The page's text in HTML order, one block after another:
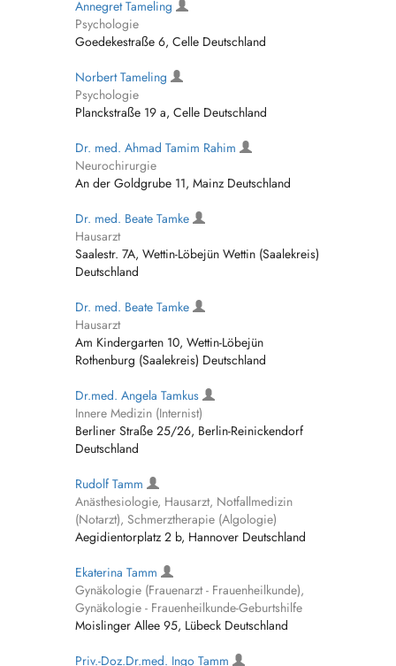
Annegret Tameling
Psychologie
Goedekestraße 6, Celle Deutschland
Norbert Tameling
Psychologie
Planckstraße 19 a, Celle Deutschland
Dr. med. Ahmad Tamim Rahim
Neurochirurgie
An der Goldgrube 11, Mainz Deutschland
Dr. med. Beate Tamke
Hausarzt
Saalestr. 7A, Wettin-Löbejün Wettin (Saalekreis)
Deutschland
Dr. med. Beate Tamke
Hausarzt
Am Kindergarten 10, Wettin-Löbejün
Rothenburg (Saalekreis) Deutschland
Dr.med. Angela Tamkus
Innere Medizin (Internist)
Berliner Straße 25/26, Berlin-Reinickendorf
Deutschland
Rudolf Tamm
Anästhesiologie, Hausarzt, Notfallmedizin
(Notarzt), Schmerztherapie (Algologie)
Aegidientorplatz 2 b, Hannover Deutschland
Ekaterina Tamm
Gynäkologie (Frauenarzt - Frauenheilkunde),
Gynäkologie - Frauenheilkunde-Geburtshilfe
Moislinger Allee 95, Lübeck Deutschland
Priv.-Doz.Dr.med. Ingo Tamm